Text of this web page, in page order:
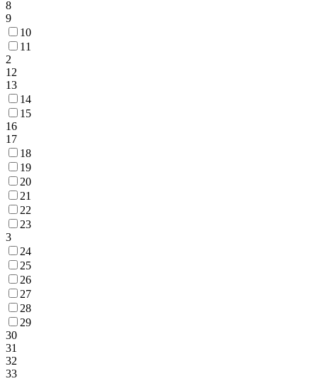
8
9
10
11
2
12
13
14
15
16
17
18
19
20
21
22
23
3
24
25
26
27
28
29
30
31
32
33